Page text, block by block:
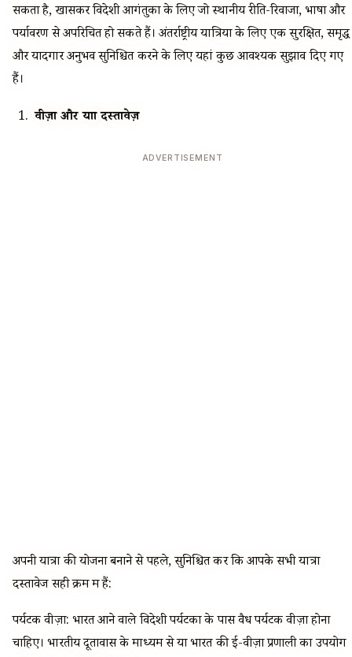
सकता है, खासकर विदेशी आगंतुकों के लिए जो स्थानीय रीति-रिवाजों, भाषा और
पर्यावरण से अपरिचित हो सकते हैं। अंतर्राष्ट्रीय यात्रियों के लिए एक सुरक्षित, समृद्ध
और यादगार अनुभव सुनिश्चित करने के लिए यहां कुछ आवश्यक सुझाव दिए गए
हैं।
वीज़ा और यात्रा दस्तावेज़
ADVERTISEMENT
अपनी यात्रा की योजना बनाने से पहले, सुनिश्चित करें कि आपके सभी यात्रा
दस्तावेज सही क्रम में हैं:
पर्यटक वीज़ा: भारत आने वाले विदेशी पर्यटकों के पास वैध पर्यटक वीज़ा होना
चाहिए। भारतीय दूतावास के माध्यम से या भारत की ई-वीज़ा प्रणाली का उपयोग